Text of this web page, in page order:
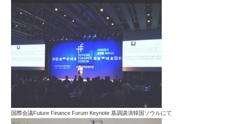
国際会議Future Finance Forum Keynote 基調講演韓国ソウルにて